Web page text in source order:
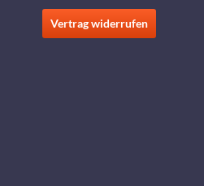
Vertrag widerrufen